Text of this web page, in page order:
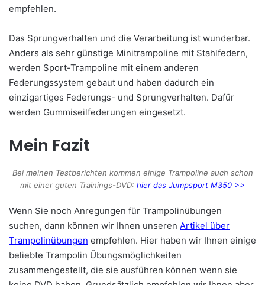
empfehlen.
Das Sprungverhalten und die Verarbeitung ist wunderbar.
Anders als sehr günstige Minitrampoline mit Stahlfedern,
werden Sport-Trampoline mit einem anderen
Federungssystem gebaut und haben dadurch ein
einzigartiges Federungs- und Sprungverhalten. Dafür
werden Gummiseilfederungen eingesetzt.
Mein Fazit
Bei meinen Testberichten kommen einige Trampoline auch schon
mit einer guten Trainings-DVD: hier das Jumpsport M350 >>
Wenn Sie noch Anregungen für Trampolinübungen
suchen, dann können wir Ihnen unseren Artikel über
Trampolinübungen empfehlen. Hier haben wir Ihnen einige
beliebte Trampolin Übungsmöglichkeiten
zusammengestellt, die sie ausführen können wenn sie